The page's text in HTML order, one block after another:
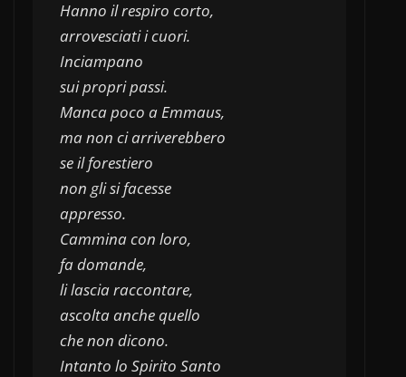
Hanno il respiro corto,
arrovesciati i cuori.
Inciampano
sui propri passi.
Manca poco a Emmaus,
ma non ci arriverebbero
se il forestiero
non gli si facesse
appresso.
Cammina con loro,
fa domande,
li lascia raccontare,
ascolta anche quello
che non dicono.
Intanto lo Spirito Santo